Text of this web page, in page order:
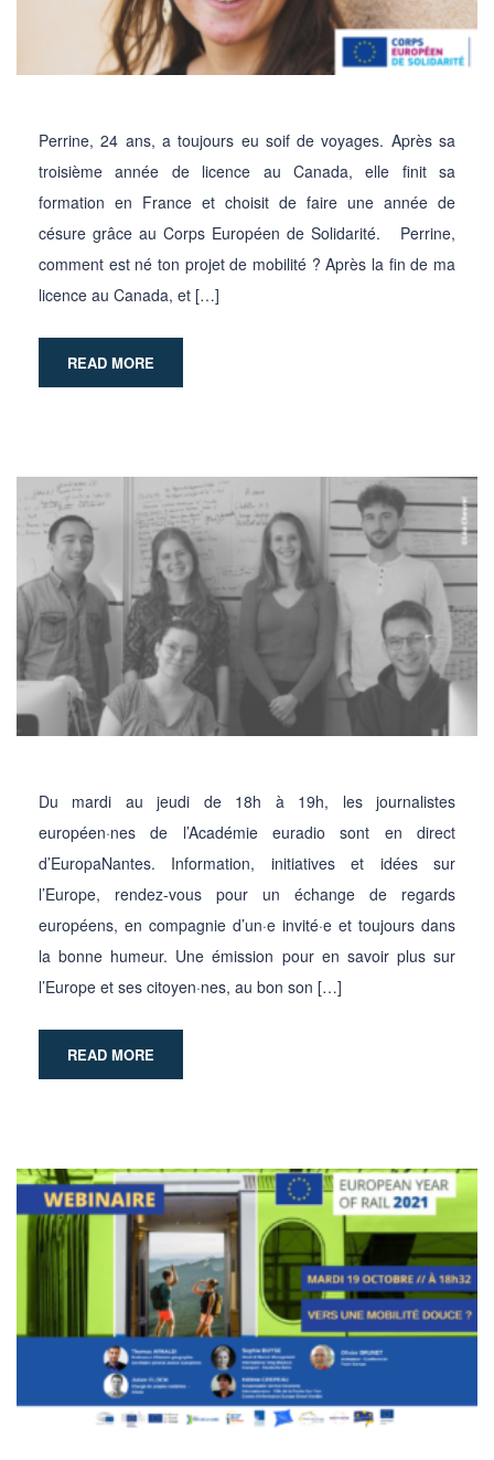
Perrine, 24 ans, a toujours eu soif de voyages. Après sa
troisième année de licence au Canada, elle finit sa
formation en France et choisit de faire une année de
césure grâce au Corps Européen de Solidarité. Perrine,
comment est né ton projet de mobilité ? Après la fin de ma
licence au Canada, et […]
READ MORE
Du mardi au jeudi de 18h à 19h, les journalistes
européen·nes de l’Académie euradio sont en direct
d’EuropaNantes. Information, initiatives et idées sur
l’Europe, rendez-vous pour un échange de regards
européens, en compagnie d’un·e invité·e et toujours dans
la bonne humeur. Une émission pour en savoir plus sur
l’Europe et ses citoyen·nes, au bon son […]
READ MORE